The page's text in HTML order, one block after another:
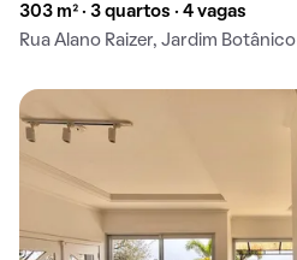
303 m² · 3 quartos · 4 vagas
Rua Alano Raizer, Jardim